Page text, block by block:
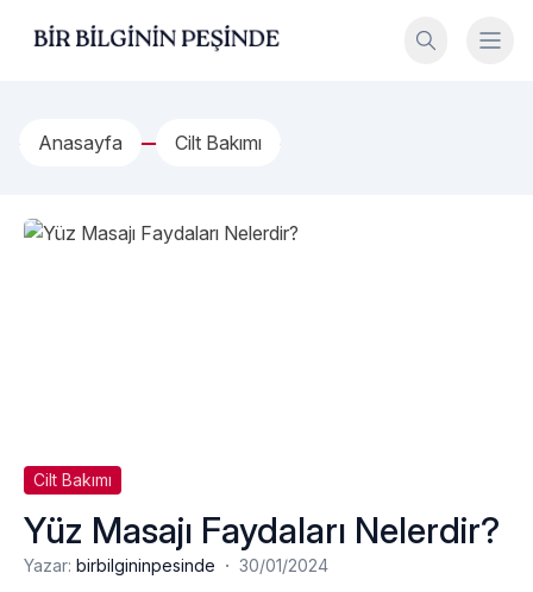
Bir Bilginin Peşinde!
Anasayfa Cilt Bakımı
Cilt Bakımı
Yüz Masajı Faydaları Nelerdir?
Yazar: birbilgininpesinde · 30/01/2024